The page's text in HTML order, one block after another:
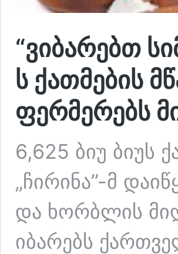
“ვიბარებთ
ს ქათმების
ფერმერებს
6,625 ბიუ ბიუს
„ჩირინა”-მ
და ხორბლის
იბარებს